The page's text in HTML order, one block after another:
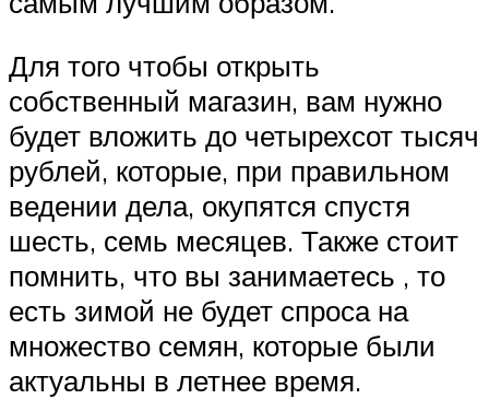
Для того чтобы открыть
собственный магазин, вам нужно
будет вложить до четырехсот тысяч
рублей, которые, при правильном
ведении дела, окупятся спустя
шесть, семь месяцев. Также стоит
помнить, что вы занимаетесь , то
есть зимой не будет спроса на
множество семян, которые были
актуальны в летнее время.